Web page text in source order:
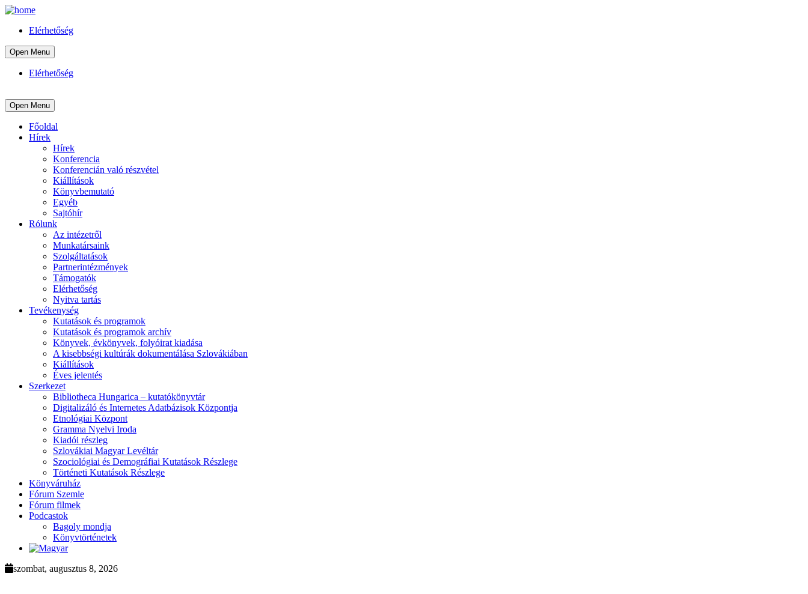
Elérhetőség
Open Menu
Elérhetőség
Open Menu
Főoldal
Hírek
Hírek
Konferencia
Konferencián való részvétel
Kiállítások
Könyvbemutató
Egyéb
Sajtóhír
Rólunk
Az intézetről
Munkatársaink
Szolgáltatások
Partnerintézmények
Támogatók
Elérhetőség
Nyitva tartás
Tevékenység
Kutatások és programok
Kutatások és programok archív
Könyvek, évkönyvek, folyóirat kiadása
A kisebbségi kultúrák dokumentálása Szlovákiában
Kiállítások
Éves jelentés
Szerkezet
Bibliotheca Hungarica – kutatókönyvtár
Digitalizáló és Internetes Adatbázisok Központja
Etnológiai Központ
Gramma Nyelvi Iroda
Kiadói részleg
Szlovákiai Magyar Levéltár
Szociológiai és Demográfiai Kutatások Részlege
Történeti Kutatások Részlege
Könyváruház
Fórum Szemle
Fórum filmek
Podcastok
Bagoly mondja
Könyvtörténetek
szombat, augusztus 8, 2026